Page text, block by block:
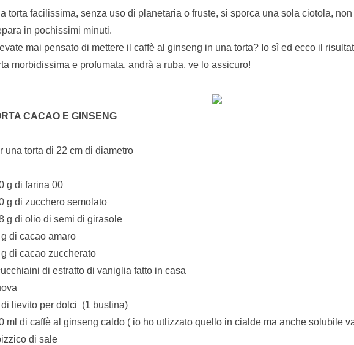
torta facilissima, senza uso di planetaria o fruste, si sporca una sola ciotola,
in pochissimi minuti.
mai pensato di mettere il caffè al ginseng in una torta? Io sì ed ecco il
morbidissima e profumata, andrà a ruba, ve lo assicuro!
CACAO E GINSENG
una torta di 22 cm di diametro
g di farina 00
g di zucchero semolato
g di olio di semi di girasole
di cacao amaro
g di cacao zuccherato
di estratto di vaniglia fatto in casa
di lievito per dolci (1 bustina)
ml di caffè al ginseng caldo ( io ho utlizzato quello in cialde ma anche solubile
di sale